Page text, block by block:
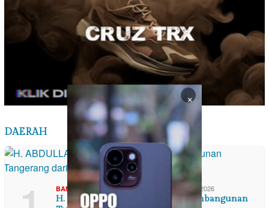
DAERAH
BANTEN DAERAH,TOKOH & PROFIL 10/08/2026
H. ABDULLAH ASSEGAF Bapak Pembangunan
×